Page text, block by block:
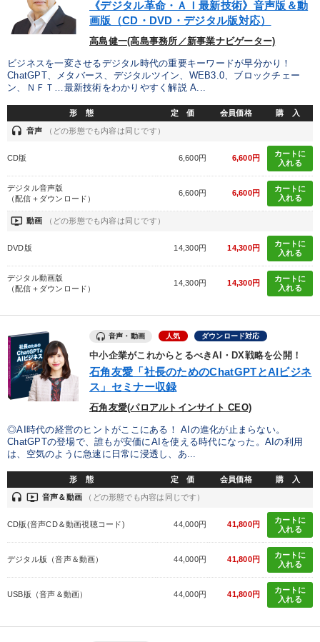
経営者のための《音声・動画で学ぶ》講演シリーズ
【5月】音声・映像
目的別
財務・数字力の向上 発想力を磨きたい
社長の姿勢を学びたい 社員研修を行いたい
組織を強化したい
キーワード
老舗企業 プレゼン 節税 教育 早わかり
※「更新」を押すと「カテゴリー」「目的別」「キーワード」を更新いただけます。
local_offer タグから探す refresh 更新する
すべての音声・動画（全2077タイトル）からお探しいただけます
タグ・キーワード
コロナ禍対策 理念・パーパス
会社を守る
会長 インフレ対策・値上げ 心を磨く 入門篇
マネジメント 節税 不動産投資 ドラッカー
《デジタル革命・ＡＩ最新技術》音声版＆動
画版（CD・DVD・デジタル版対応）
高島健一(高島事務所／新事業ナビゲーター)
ビジネスを一変させるデジタル時代の重要キーワードが早分かり！
ChatGPT、メタバース、デジタルツイン、WEB3.0、ブロックチェー
ン、ＮＦＴ…最新技術をわかりやすく解説 A...
形 態 定 価 会員価格 購 入
headset 音声 （どの形態でも内容は同じです）
CD版 6,600円 6,600円
カートに
入れる
デジタル音声版
（配信＋ダウンロード）
6,600円 6,600円
カートに
入れる
ondemand_video 動画 （どの形態でも内容は同じです）
DVD版 14,300円 14,300円
カートに
入れる
デジタル動画版
（配信＋ダウンロード）
14,300円 14,300円
カートに
入れる
音声・動画 人気 ダウンロード対応
中小企業がこれからとるべきAI・DX戦略を公開！
石角友愛「社長のためのChatGPTとAIビジネ
ス」セミナー収録
石角友愛(パロアルトインサイト CEO)
◎AI時代の経営のヒントがここにある！ AIの進化が止まらない。
ChatGPTの登場で、誰もが安価にAIを使える時代になった。AIの利用
は、空気のように急速に日常に浸透し、あ...
形 態 定 価 会員価格 購 入
headset ondemand_video 音声＆動画 （どの形態でも内容は同じです）
CD版(音声CD＆動画視聴コード) 44,000円 41,800円
カートに
入れる
デジタル版（音声＆動画） 44,000円 41,800円
カートに
入れる
USB版（音声＆動画） 44,000円 41,800円
カートに
入れる